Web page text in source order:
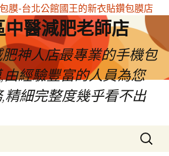
中醫減肥老師店
神人店最專業的手機包
由經驗豐富的人員為您
精細完整度幾乎看不出
搜
尋